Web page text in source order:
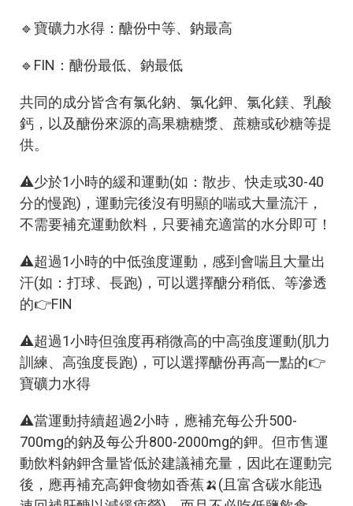
🔹寶礦力水得：醣份中等、鈉最高
🔹FIN：醣份最低、鈉最低
共同的成分皆含有氯化鈉、氯化鉀、氯化鎂、乳酸
鈣，以及醣份來源的高果糖糖漿、蔗糖或砂糖等提
供。
⚠️少於1小時的緩和運動(如：散步、快走或30-40
分的慢跑)，運動完後沒有明顯的喘或大量流汗，
不需要補充運動飲料，只要補充適當的水分即可！
⚠️超過1小時的中低強度運動，感到會喘且大量出
汗(如：打球、長跑)，可以選擇醣分稍低、等滲透
的👉FIN
⚠️超過1小時但強度再稍微高的中高強度運動(肌力
訓練、高強度長跑)，可以選擇醣份再高一點的👉
寶礦力水得
⚠️當運動持續超過2小時，應補充每公升500-
700mg的鈉及每公升800-2000mg的鉀。但市售運
動飲料鈉鉀含量皆低於建議補充量，因此在運動完
後，應再補充高鉀食物如香蕉🍌(且富含碳水能迅